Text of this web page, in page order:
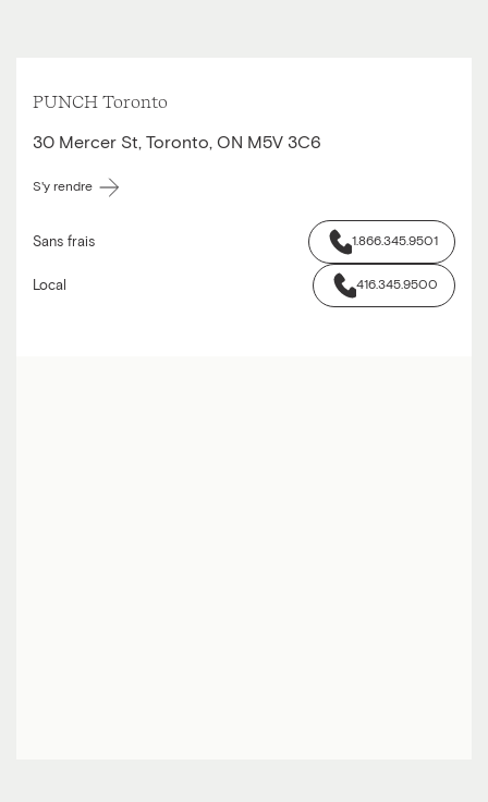
PUNCH Toronto
30 Mercer St, Toronto, ON M5V 3C6
S'y rendre
Sans frais 1.866.345.9501
Local 416.345.9500